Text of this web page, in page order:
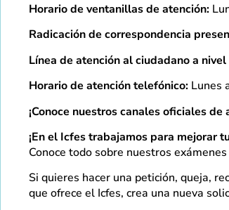
Horario de ventanillas de atención:
Radicación de correspondencia
Línea de atención al ciudadano a
Horario de atención telefónico: Lunes
¡Conoce nuestros canales oficiales
¡En el Icfes trabajamos para mejorar
Conoce todo sobre nuestros exámenes
Si quieres hacer una petición, queja,
que ofrece el Icfes, crea una nueva